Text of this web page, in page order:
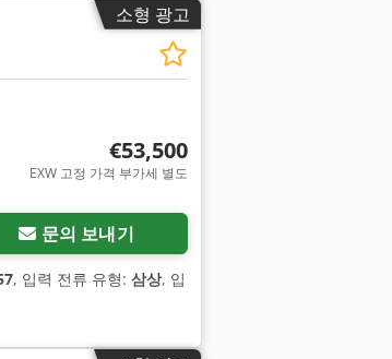
소형 광고
€53,500
EXW 고정 가격 부가세 별도
문의 보내기
, 입력 전류 유형: 삼상, 입